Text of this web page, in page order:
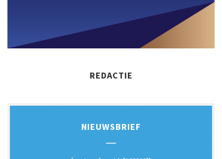
REDACTIE
NIEUWSBRIEF